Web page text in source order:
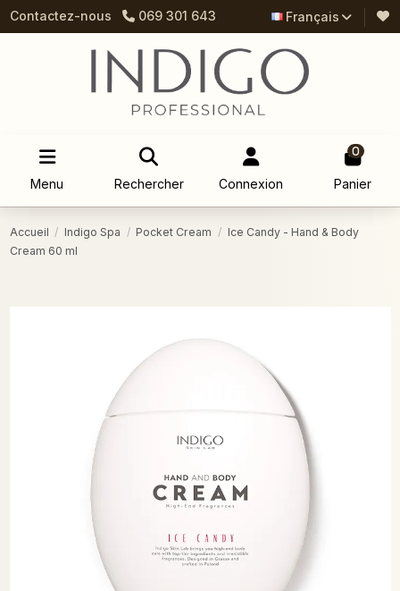
Contactez-nous 069 301 643 Français
Menu Rechercher Connexion
0
Panier
Accueil Indigo Spa Pocket Cream
Ice Candy - Hand & Body
Cream 60 ml